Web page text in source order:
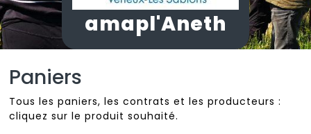
amapl'Aneth
Paniers
Tous les paniers, les contrats et les producteurs :
cliquez sur le produit souhaité.